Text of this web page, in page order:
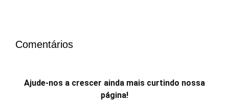
Comentários
Ajude-nos a crescer ainda mais curtindo nossa
página!